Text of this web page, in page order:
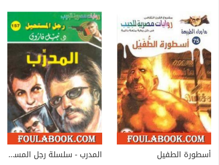
أسطورة الطفيل
المدرب - سلسلة رجل المستحيل